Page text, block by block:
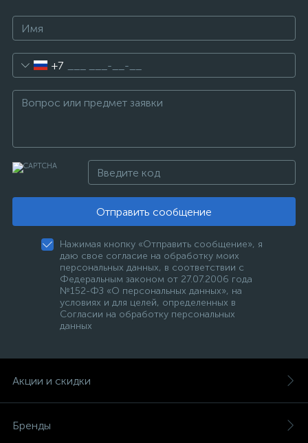
+7
Отправить сообщение
Нажимая кнопку «Отправить сообщение», я
даю свое согласие на обработку моих
персональных данных, в соответствии с
Федеральным законом от 27.07.2006 года
№152-ФЗ «О персональных данных», на
условиях и для целей, определенных в
Согласии на обработку персональных
данных
Акции и скидки
Бренды